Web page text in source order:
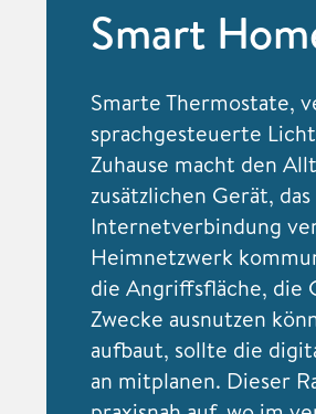
Smart
Smarte Thermostate,
sprachgesteuerte
Zuhause macht den
zusätzlichen Gerät,
Internetverbindung
Heimnetzwerk
die Angriffsfläche,
Zwecke ausnutzen
aufbaut, sollte die
an mitplanen. Dieser